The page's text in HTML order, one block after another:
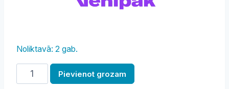
Noliktavā: 2 gab.
Ledusskapis,
700
Pievienot grozam